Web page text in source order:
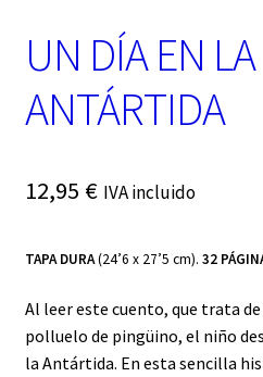
UN DÍA EN LA
ANTÁRTIDA
12,95 € IVA incluido
TAPA DURA(24’6 x 27’5 cm). 32
Al leer este cuento, que trata de
polluelo de pingüino, el niño
la Antártida. En esta sencilla